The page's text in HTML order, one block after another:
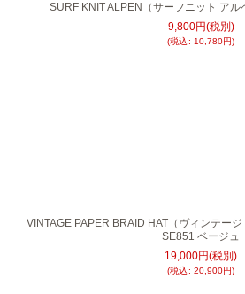
SURF KNIT ALPEN（サーフニット ア
9,800円(税別)
(税込 : 10,780円)
VINTAGE PAPER BRAID HAT（ヴィンテージ
SE851 ベージュ
19,000円(税別)
(税込 : 20,900円)